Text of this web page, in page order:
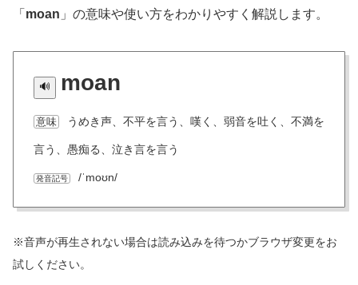
「 moan 」の意味や使い方をわかりやすく解説します。
moan
意味 うめき声、不平を言う、嘆く、弱音を吐く、不満を
言う、愚痴る、泣き言を言う
発音記号 /ˈmoʊn/
※音声が再生されない場合は読み込みを待つかブラウザ変更をお
試しください。